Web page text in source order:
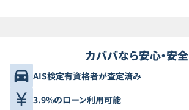
カババなら安心・安全
AIS検定有資格者が査定済み
3.9%のローン利用可能